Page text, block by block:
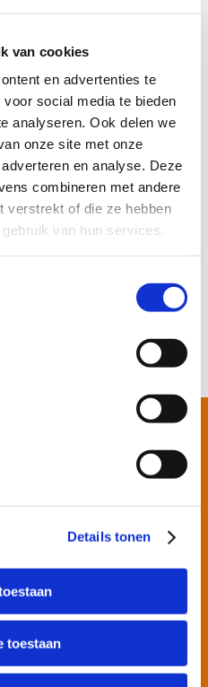
van cookies
en advertenties te
social media te bieden
analyseren. Ook delen we
onze site met onze
en analyse. Deze
combineren met andere
verstrekt of die ze hebben
van hun services.
Details tonen
toestaan
defecte Zanussi
zoeken naar een
apparaat
veel voorkomende
je apparaat.